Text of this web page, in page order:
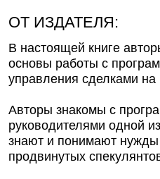
ОТ ИЗДАТЕЛЯ:
В настоящей книге
основы работы с
управления сделками
Авторы знакомы с
руководителями одной
знают и понимают нужды
продвинутых